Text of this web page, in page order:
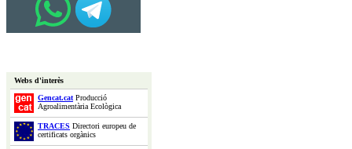
Webs d'interès
Gencat.catProducció
Agroalimentària Ecològica
TRACES Directori europeu de
certificats orgànics